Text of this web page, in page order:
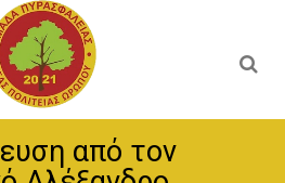
από τον